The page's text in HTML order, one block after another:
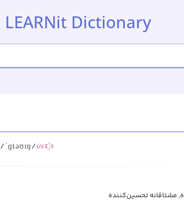
LEARNit Dictionary
/ˈɡləʊɪŋ/US
مشتاقانه تحسین‌کننده